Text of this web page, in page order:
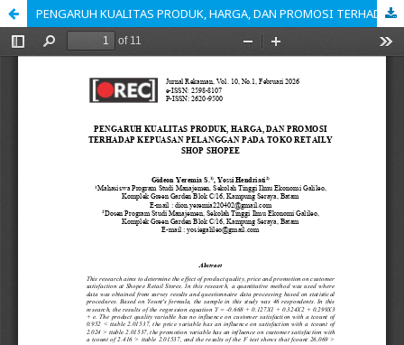
PENGARUH KUALITAS PRODUK, HARGA, DAN PROMOSI TERHADAP KEPUASAN PELANGGAN PADA TOKO RETAILY SHOP SHOPEE